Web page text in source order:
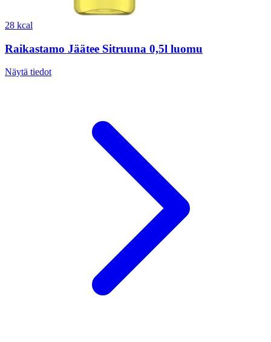
28 kcal
Raikastamo Jäätee Sitruuna 0,5l luomu
Näytä tiedot